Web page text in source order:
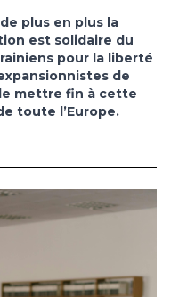
plus en plus la
est solidaire du
pour la liberté
de
mettre fin à cette
toute l’Europe.